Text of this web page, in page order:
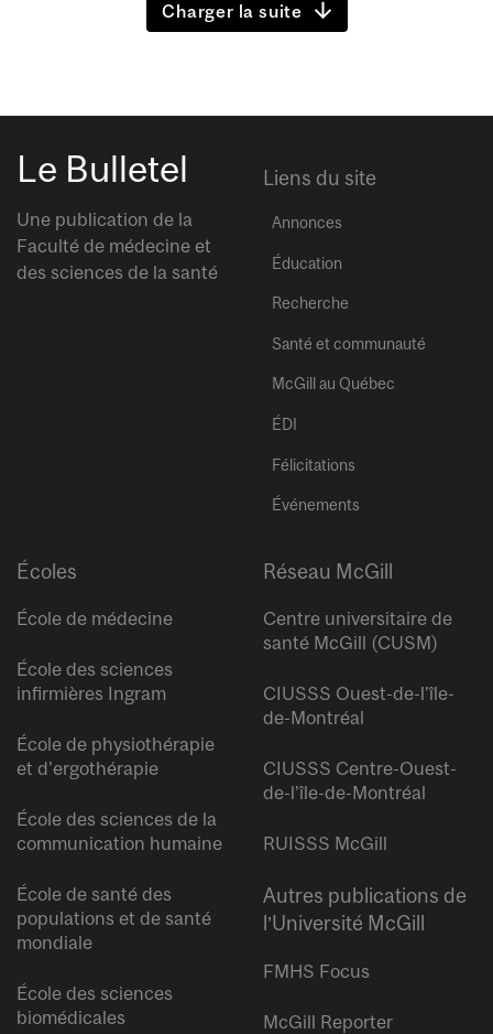
Charger la suite
Le Bulletel
Une publication de la
Faculté de médecine et
des sciences de la santé
Liens du site
Annonces
Éducation
Recherche
Santé et communauté
McGill au Québec
ÉDI
Félicitations
Événements
Écoles
École de médecine
École des sciences
infirmières Ingram
École de physiothérapie
et d’ergothérapie
École des sciences de la
communication humaine
École de santé des
populations et de santé
mondiale
École des sciences
biomédicales
Réseau McGill
Centre universitaire de
santé McGill (CUSM)
CIUSSS Ouest-de-l’île-
de-Montréal
CIUSSS Centre-Ouest-
de-l’île-de-Montréal
RUISSS McGill
Autres publications de
l’Université McGill
FMHS Focus
McGill Reporter